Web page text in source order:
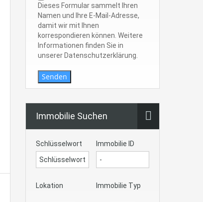
Dieses Formular sammelt Ihren
Namen und Ihre E-Mail-Adresse,
damit wir mit Ihnen
korrespondieren können. Weitere
Informationen finden Sie in
unserer Datenschutzerklärung.
Senden
Immobilie Suchen
Schlüsselwort Immobilie ID
Lokation Immobilie Typ